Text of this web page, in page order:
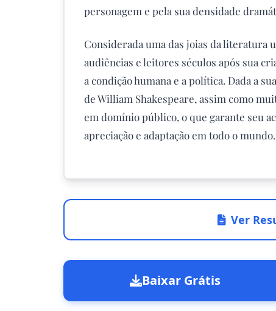
personagem e pela sua densidade
Considerada uma das joias da literatura
audiências e leitores séculos após sua
a condição humana e a política. Dada a
de William Shakespeare, assim como
em domínio público, o que garante seu
apreciação e adaptação em todo o mundo.
Ver
Baixar Grátis